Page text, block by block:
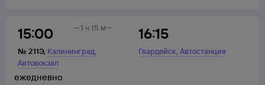
15:00
№ 211Э, Калининград,
Автовокзал
16:15
Гвардейск,Автостанция
1 ч 15 м
ежедневно